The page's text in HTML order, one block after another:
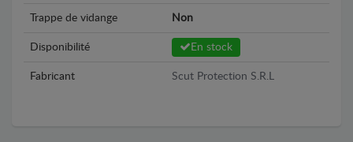
Trappe de vidange Non
Disponibilité En stock
Fabricant Scut Protection S.R.L